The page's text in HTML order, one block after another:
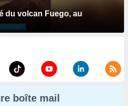
du volcan Fuego, au
boîte mail